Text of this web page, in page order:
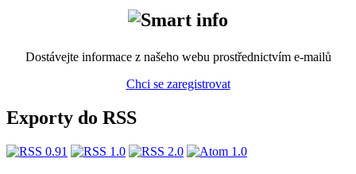
Dostávejte informace z našeho webu prostřednictvím e-mailů
Chci se zaregistrovat
Exporty do RSS